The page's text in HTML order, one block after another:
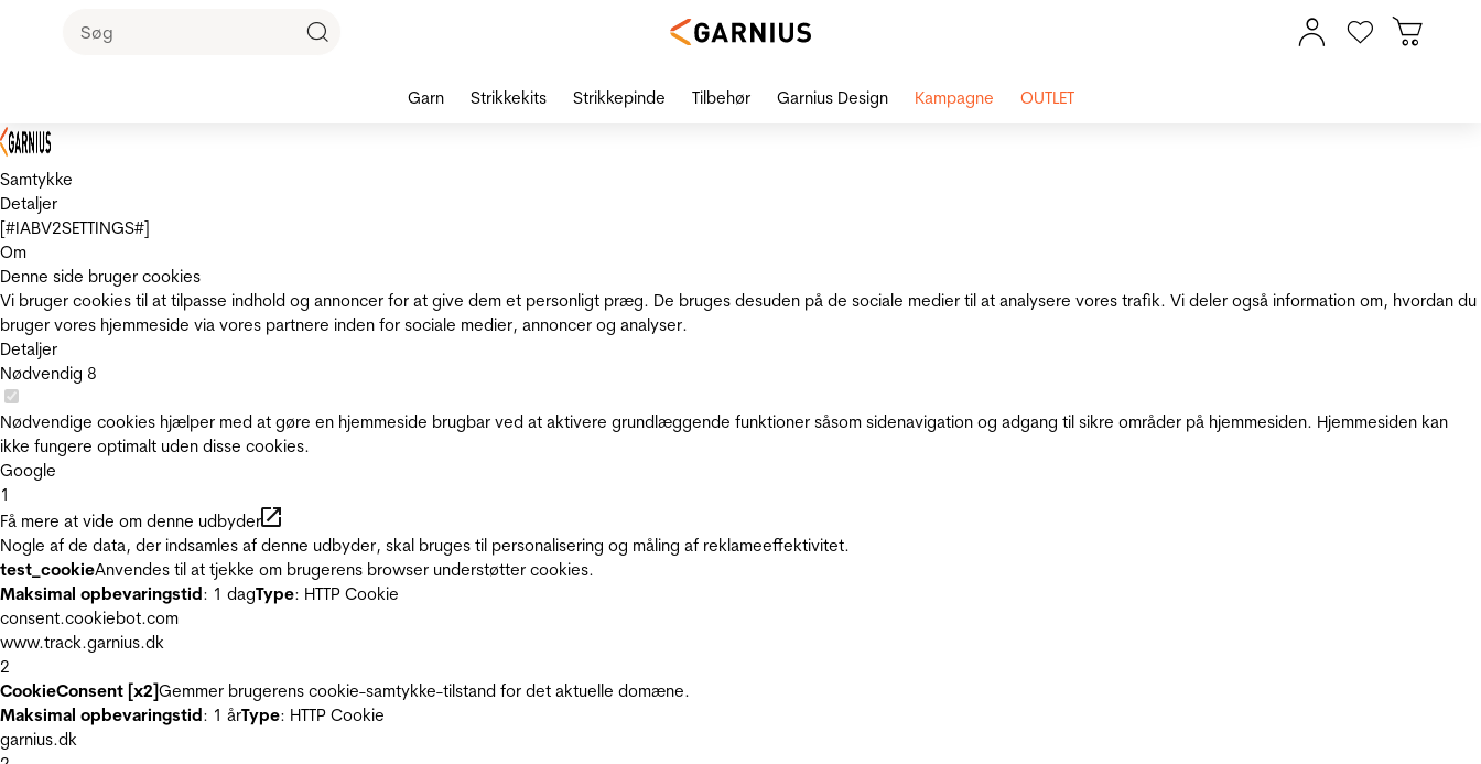
Samtykke
Detaljer
[#IABV2SETTINGS#]
Om
Denne side bruger cookies
Vi bruger cookies til at tilpasse indhold og annoncer for at give dem et personligt præg. De bruges desuden på de sociale medier til at analysere vores trafik. Vi deler også information om, hvordan du
bruger vores hjemmeside via vores partnere inden for sociale medier, annoncer og analyser.
Detaljer
Nødvendig 8
Nødvendige cookies hjælper med at gøre en hjemmeside brugbar ved at aktivere grundlæggende funktioner såsom sidenavigation og adgang til sikre områder på hjemmesiden. Hjemmesiden kan
ikke fungere optimalt uden disse cookies.
Google
1
Få mere at vide om denne udbyder
Nogle af de data, der indsamles af denne udbyder, skal bruges til personalisering og måling af reklameeffektivitet.
test_cookieAnvendes til at tjekke om brugerens browser understøtter cookies.
Maksimal opbevaringstid: 1 dagType: HTTP Cookie
consent.cookiebot.com
www.track.garnius.dk
2
CookieConsent [x2]Gemmer brugerens cookie-samtykke-tilstand for det aktuelle domæne.
Maksimal opbevaringstid: 1 årType: HTTP Cookie
garnius.dk
Garn Strikkekits Strikkepinde Tilbehør Garnius Design Kampagne OUTLET